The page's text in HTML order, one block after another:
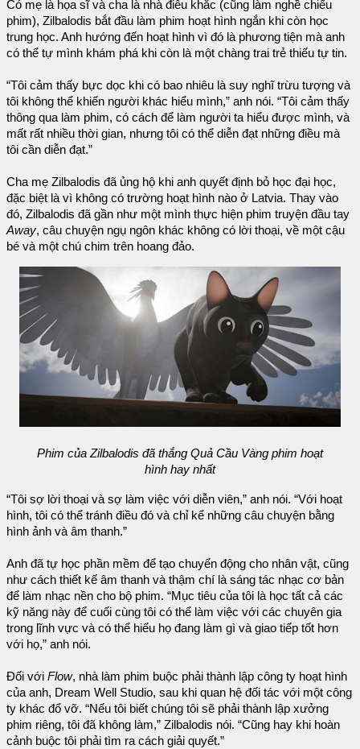
Có mẹ là họa sĩ và cha là nhà điêu khắc (cũng làm nghề chiếu
phim), Zilbalodis bắt đầu làm phim hoạt hình ngắn khi còn học
trung học. Anh hướng đến hoạt hình vì đó là phương tiện mà anh
có thể tự mình khám phá khi còn là một chàng trai trẻ thiếu tự tin.
“Tôi cảm thấy bực dọc khi có bao nhiêu là suy nghĩ trừu tượng và
tôi không thể khiến người khác hiểu mình,” anh nói. “Tôi cảm thấy
thông qua làm phim, có cách để làm người ta hiểu được mình, và
mất rất nhiều thời gian, nhưng tôi có thể diễn đạt những điều mà
tôi cần diễn đạt.”
Cha mẹ Zilbalodis đã ủng hộ khi anh quyết định bỏ học đại học,
đặc biệt là vì không có trường hoạt hình nào ở Latvia. Thay vào
đó, Zilbalodis đã gần như một mình thực hiện phim truyện đầu tay
Away, câu chuyện ngụ ngôn khác không có lời thoại, về một cậu
bé và một chú chim trên hoang đảo.
Phim của Zilbalodis đã thắng Quả Cầu Vàng phim hoạt
hình hay nhất
“Tôi sợ lời thoại và sợ làm việc với diễn viên,” anh nói. “Với hoạt
hình, tôi có thể tránh điều đó và chỉ kể những câu chuyện bằng
hình ảnh và âm thanh.”
Anh đã tự học phần mềm để tạo chuyển động cho nhân vật, cũng
như cách thiết kế âm thanh và thậm chí là sáng tác nhạc cơ bản
để làm nhạc nền cho bộ phim. “Mục tiêu của tôi là học tất cả các
kỹ năng này để cuối cùng tôi có thể làm việc với các chuyên gia
trong lĩnh vực và có thể hiểu họ đang làm gì và giao tiếp tốt hơn
với họ,” anh nói.
Đối với Flow, nhà làm phim buộc phải thành lập công ty hoạt hình
của anh, Dream Well Studio, sau khi quan hệ đối tác với một công
ty khác đổ vỡ. “Nếu tôi biết chúng tôi sẽ phải thành lập xưởng
phim riêng, tôi đã không làm,” Zilbalodis nói. “Cũng hay khi hoàn
cảnh buộc tôi phải tìm ra cách giải quyết.”